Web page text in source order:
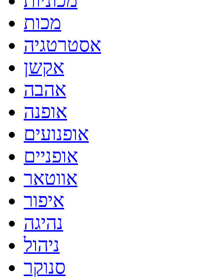
מכות
אסטרטגיה
אקשן
אהבה
אופנה
אופנועים
אופניים
אווטאר
איפור
נהיגה
ניהול
סנוקר